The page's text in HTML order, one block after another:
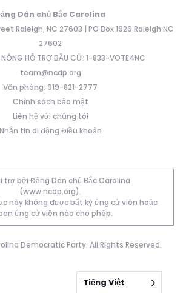
Dân chủ Bắc Carolina
Raleigh, NC 27603 | PO Box 1926 Raleigh NC
27602
HỖ TRỢ BẦU CỬ: 1-833-VOTE4NC
team@ncdp.org
Văn phòng: 919-821-2777
Chính sách bảo mật
Liên hệ với chúng tôi
Nhắn tin di động Điều khoản
trợ bởi Đảng Dân chủ Bắc Carolina
(www.ncdp.org).
này không được bất kỳ ứng cử viên hoặc
ứng cử viên nào cho phép.
Democratic Party. All Rights Reserved.
Tiếng Việt